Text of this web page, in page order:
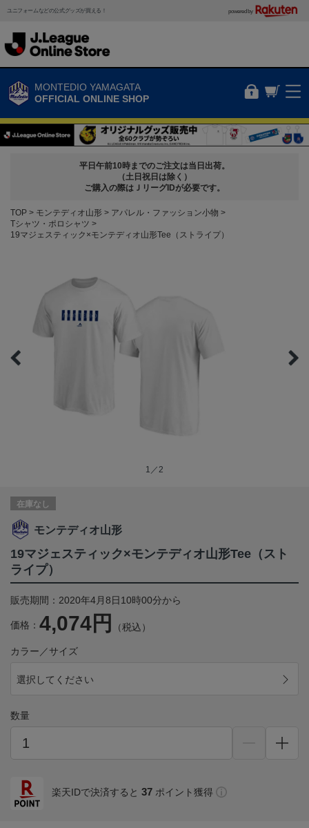
ユニフォームなどの公式グッズが買える！ powered by
MONTEDIO YAMAGATA
OFFICIAL ONLINE SHOP
平日午前10時までのご注文は当日出荷。
（土日祝日は除く）
ご購入の際はＪリーグIDが必要です。
TOP モンテディオ山形
アパレル・ファッション小物
Tシャツ・ポロシャツ
19マジェスティック×モンテディオ山形Tee（ストライプ）
1／2
在庫なし
モンテディオ山形
19マジェスティック×モンテディオ山形Tee（スト
ライプ）
販売期間：2020年4月8日10時00分から
価格： 4,074円 （税込）
カラー／サイズ
選択してください
数量
楽天IDで決済すると 37 ポイント獲得